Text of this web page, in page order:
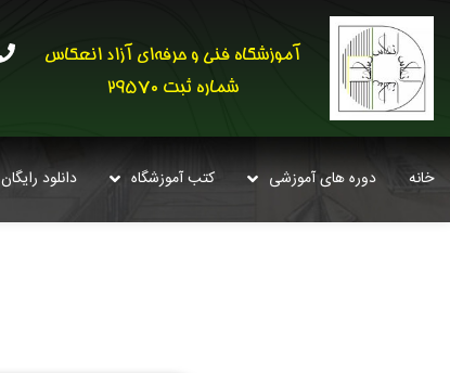
آموزشگاه فنی و حرفه‌ای آزاد انعکاس
شماره ثبت 29570
خانه دوره های آموزشی کتب آموزشگاه دانلود رایگان